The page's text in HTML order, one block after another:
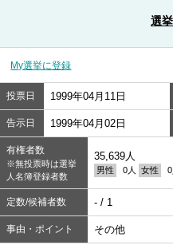
選
My選挙に登録
投票日 1999年04月11日
告示日 1999年04月02日
有権者数
※無投票時は選挙
人名簿登録者数
35,639人
男性 0人 女性 0
定数/候補者数 - / 1
事由・ポイント その他